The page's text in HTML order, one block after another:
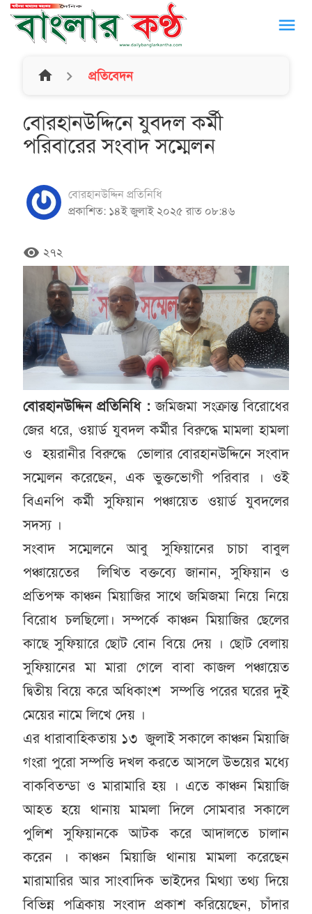
menu
home প্রতিবেদন
বোরহানউ‌দ্দি‌নে যুবদল কর্মী
প‌রিবা‌রের সংবাদ স‌ম্মেলন
বোরহানউদ্দিন প্রতিনিধি
প্রকাশিত: ১৪ই জুলাই ২০২৫ রাত ০৮:৪৬
remove_red_eye ২৭২
বোরহানউ‌দ্দিন প্রতি‌নি‌ধি : জ‌মিজমা সংক্রান্ত বি‌রো‌ধের
জের ধ‌রে, ওয়ার্ড যুবদল কর্মীর বিরু‌দ্ধে মামলা হামলা
ও হয়রানীর বিরু‌দ্ধে ভোলার বোরহানউ‌দ্দি‌নে সংবাদ
স‌ম্মেলন ক‌রে‌ছেন, এক ভুক্ত‌ভোগী প‌রিবার । ওই
বিএনপি কর্মী সু‌ফিয়ান পঞ্চা‌য়েত ওয়ার্ড যুবদ‌লের
সদস‌্য ।
সংবাদ স‌ম্মেল‌নে আবু সু‌ফিয়া‌নের চাচা বাবুল
পঞ্চা‌য়ে‌তের লি‌খিত বক্ত‌ব্যে জানান, সু‌ফিয়ান ও
প্রতিপক্ষ কাঞ্চন মিয়া‌জির সা‌থে জ‌মিজমা নি‌য়ে নি‌য়ে
বি‌রোধ চল‌ছি‌লো। সম্প‌র্কে কাঞ্চন মিয়া‌জির ছে‌লের
কা‌ছে সু‌ফিয়া‌রে ছোট বোন বি‌য়ে দেয় । ছোট বেলায়
সু‌ফিয়া‌নের মা মারা গে‌লে বাবা কাজল পঞ্চা‌য়েত
দ্বিতীয় বি‌য়ে করে অ‌ধিকাংশ সম্প‌ত্তি প‌রের ঘ‌রের দুই
মে‌য়ের না‌মে লি‌খে দেয় ।
এর ধারাবা‌হিকতায় ১৩ জুলাই সকালে কাঞ্চন মিয়া‌জি
গংরা পু‌রো সম্প‌ত্তি দখল কর‌তে আস‌লে উভ‌য়ের ম‌ধ্যে
বাক‌বিতন্ডা ও মারামা‌রি হয় । এ‌তে কাঞ্চন মিয়া‌জি
আহত হ‌য়ে থানায় মামলা দি‌লে সোমবার সকা‌লে
পু‌লিশ সু‌ফিয়ান‌কে আটক ক‌রে আদাল‌তে চালান
ক‌রেন । কাঞ্চন মিয়া‌জি থানায় মামলা ক‌রে‌ছেন
মারামা‌রির আর সাংবা‌দিক ভাই‌দের মিথ‌্যা তথ‌্য দি‌য়ে
বি‌ভিন্ন প‌ত্রিকায় সংবাদ প্রকাশ ক‌রি‌য়ে‌ছেন, চাঁদার